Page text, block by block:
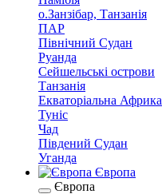
о.Занзібар, Танзанія
ПАР
Північний Судан
Руанда
Сейшельські острови
Танзанія
Екваторіальна Африка
Туніс
Чад
Південий Судан
Уганда
Європа
Європа